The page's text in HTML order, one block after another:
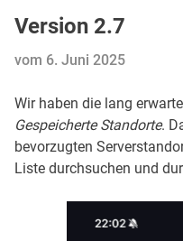
Version 2.7
vom 6. Juni 2025
Wir haben die lang
Gespeicherte Standorte.
bevorzugten
Liste durchsuchen und